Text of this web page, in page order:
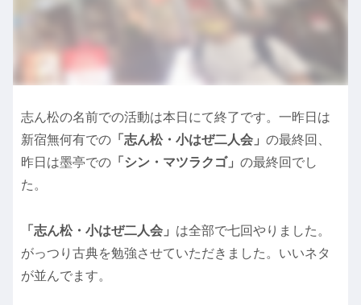
志ん松の名前での活動は本日にて終了です。一昨日は
新宿無何有での 「志ん松・小はぜ二人会」 の最終回、
昨日は墨亭での 「シン・マツラクゴ」 の最終回でし
た。
「志ん松・小はぜ二人会」 は全部で七回やりました。
がっつり古典を勉強させていただきました。いいネタ
が並んでます。